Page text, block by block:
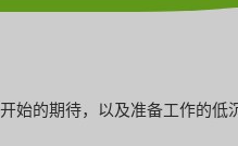
始的期待，以及准备工作的低